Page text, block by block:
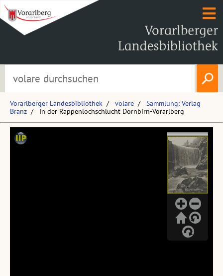
Vorarlberger Landesbibliothek volare
Sammlung: Verlag
Branz
In der Rappenlochschlucht Dornbirn-Vorarlberg